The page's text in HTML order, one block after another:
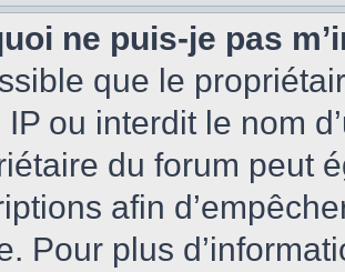
ne puis-je pas
que le
ou interdit le nom
du forum peut
afin
Pour plus